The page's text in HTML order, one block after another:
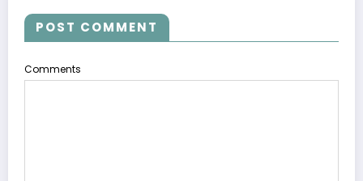
POST COMMENT
Comments